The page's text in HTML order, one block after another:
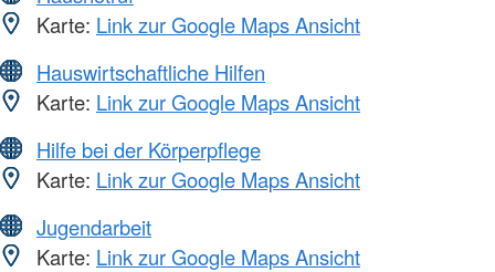
Karte: Link zur Google Maps Ansicht
Hauswirtschaftliche Hilfen
Karte: Link zur Google Maps Ansicht
Hilfe bei der Körperpflege
Karte: Link zur Google Maps Ansicht
Jugendarbeit
Karte: Link zur Google Maps Ansicht